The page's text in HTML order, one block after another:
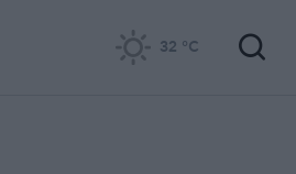
32 °C